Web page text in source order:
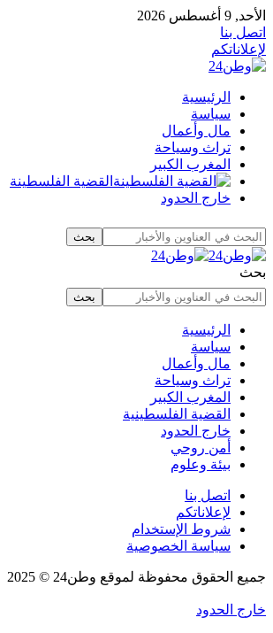
الأحد, 9 أغسطس 2026
اتصل بنا
لإعلاناتكم
الرئيسية
سياسة
مال وأعمال
تراث وسياحة
المغرب الكبير
القضية الفلسطينة
خارج الحدود
بحث
الرئيسية
سياسة
مال وأعمال
تراث وسياحة
المغرب الكبير
القضية الفلسطينية
خارج الحدود
أمن روحي
بيئة وعلوم
اتصل بنا
لإعلاناتكم
شروط الإستخدام
سياسة الخصوصية
جميع الحقوق محفوظة لموقع وطن24 © 2025
خارج الحدود